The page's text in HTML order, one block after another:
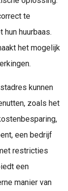
te
huurbaas.
het mogelijk
kunnen
zoals het
een bedrijf
restricties
een
manier van